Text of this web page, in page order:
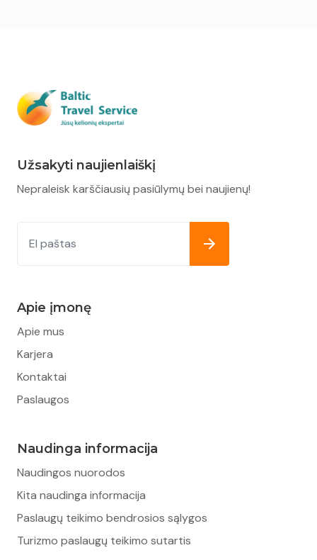
Užsakyti naujienlaiškį
Nepraleisk karščiausių pasiūlymų bei naujienų!
Apie įmonę
Apie mus
Karjera
Kontaktai
Paslaugos
Naudinga informacija
Naudingos nuorodos
Kita naudinga informacija
Paslaugų teikimo bendrosios sąlygos
Turizmo paslaugų teikimo sutartis